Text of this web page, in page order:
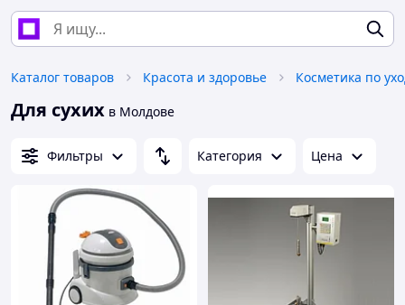
Каталог товаров Красота и здоровье Косметика по
Для сухих в Молдове
Фильтры Категория Цена